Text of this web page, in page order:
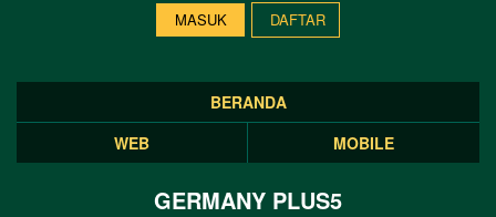
DAFTAR
BERANDA
WEB
MOBILE
GERMANY PLUS5